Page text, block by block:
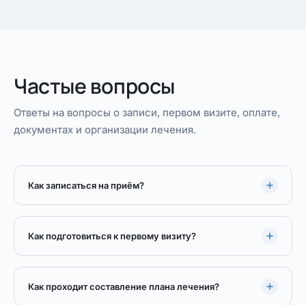
Частые вопросы
Ответы на вопросы о записи, первом визите, оплате,
документах и организации лечения.
Как записаться на приём?
Как подготовиться к первому визиту?
Как проходит составление плана лечения?